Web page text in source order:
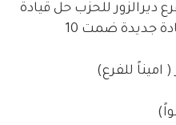
ديرالزور للحزب حل قيادة
فرع ديرالزور وإعادة تشكيل قيادة جديدة ضمت 10
اميناً للفرع)